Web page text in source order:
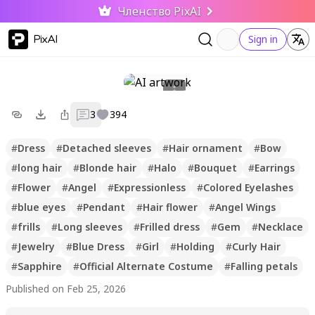
Членство PixAI
PixAI Sign in
3 394
#Dress #Detached sleeves #Hair ornament #Bow
#long hair #Blonde hair #Halo #Bouquet #Earrings
#Flower #Angel #Expressionless #Colored Eyelashes
#blue eyes #Pendant #Hair flower #Angel Wings
#frills #Long sleeves #Frilled dress #Gem #Necklace
#Jewelry #Blue Dress #Girl #Holding #Curly Hair
#Sapphire #Official Alternate Costume #Falling petals
Published on Feb 25, 2026